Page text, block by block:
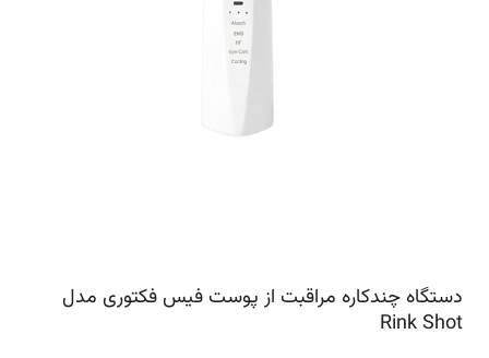
دستگاه چندکاره مراقبت از پوست فیس فکتوری مدل
Rink Shot